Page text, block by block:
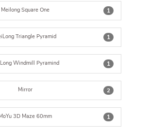
1
Meilong Square One
1
Triangle Pyramid
1
Windmill Pyramind
2
Mirror
1
3D Maze 60mm